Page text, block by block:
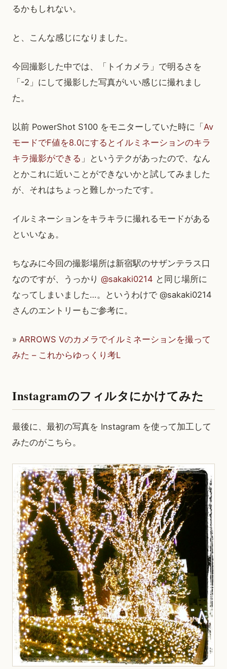
るかもしれない。
と、こんな感じになりました。
今回撮影した中では、「トイカメラ」で明るさを
「-2」にして撮影した写真がいい感じに撮れまし
た。
以前 PowerShot S100 をモニターしていた時に「 Av
モードでF値を8.0にするとイルミネーションのキラ
キラ撮影ができる 」というテクがあったので、なん
とかこれに近いことができないかと試してみました
が、それはちょっと難しかったです。
イルミネーションをキラキラに撮れるモードがある
といいなぁ。
ちなみに今回の撮影場所は新宿駅のサザンテラス口
なのですが、うっかり @sakaki0214 と同じ場所に
なってしまいました…。というわけで @sakaki0214
さんのエントリーもご参考に。
» ARROWS Vのカメラでイルミネーションを撮って
みた – これからゆっくり考L
Instagramのフィルタにかけてみた
最後に、最初の写真を Instagram を使って加工して
みたのがこちら。